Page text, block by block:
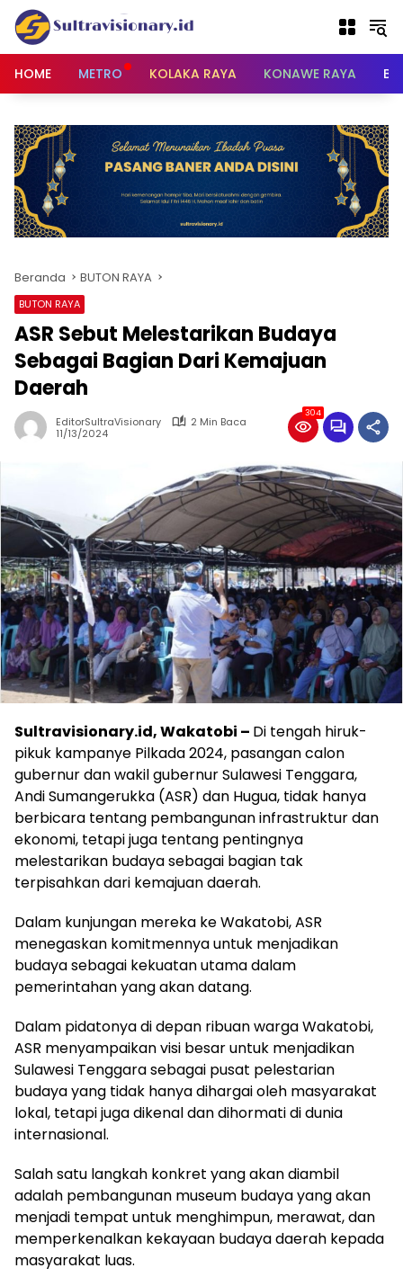
Langsung
konten
HOME
METRO KOLAKA RAYA KONAWE RAYA
Beranda BUTON RAYA
BUTON RAYA
ASR Sebut Melestarikan Budaya
Sebagai Bagian Dari Kemajuan
Daerah
EditorSultraVisionary
2 Min Baca
11/13/2024
304
Sultravisionary.id, Wakatobi – Di tengah hiruk-
pikuk kampanye Pilkada 2024, pasangan calon
gubernur dan wakil gubernur Sulawesi Tenggara,
Andi Sumangerukka (ASR) dan Hugua, tidak hanya
berbicara tentang pembangunan infrastruktur dan
ekonomi, tetapi juga tentang pentingnya
melestarikan budaya sebagai bagian tak
terpisahkan dari kemajuan daerah.
Dalam kunjungan mereka ke Wakatobi, ASR
menegaskan komitmennya untuk menjadikan
budaya sebagai kekuatan utama dalam
pemerintahan yang akan datang.
Dalam pidatonya di depan ribuan warga Wakatobi,
ASR menyampaikan visi besar untuk menjadikan
Sulawesi Tenggara sebagai pusat pelestarian
budaya yang tidak hanya dihargai oleh masyarakat
lokal, tetapi juga dikenal dan dihormati di dunia
internasional.
Salah satu langkah konkret yang akan diambil
adalah pembangunan museum budaya yang akan
menjadi tempat untuk menghimpun, merawat, dan
memperkenalkan kekayaan budaya daerah kepada
masyarakat luas.